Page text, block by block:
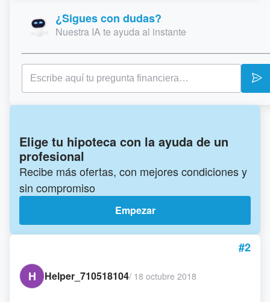
¿Sigues con dudas?
Nuestra IA te ayuda al instante
Elige tu hipoteca con la ayuda de un
profesional
Recibe más ofertas, con mejores condiciones y
sin compromiso
Empezar
#2
H
Helper_710518104/ 18 octubre 2018